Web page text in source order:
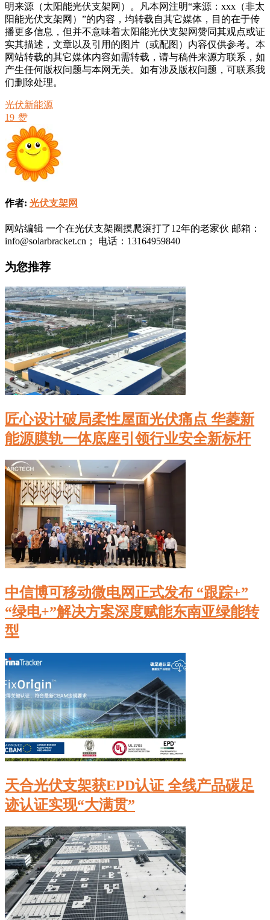
明来源（太阳能光伏支架网）。凡本网注明“来源：xxx（非太
阳能光伏支架网）”的内容，均转载自其它媒体，目的在于传
播更多信息，但并不意味着太阳能光伏支架网赞同其观点或证
实其描述，文章以及引用的图片（或配图）内容仅供参考。本
网站转载的其它媒体内容如需转载，请与稿件来源方联系，如
产生任何版权问题与本网无关。如有涉及版权问题，可联系我
们删除处理。
光伏新能源
19 赞
作者: 光伏支架网
网站编辑 一个在光伏支架圈摸爬滚打了12年的老家伙 邮箱：
info@solarbracket.cn； 电话：13164959840
为您推荐
匠心设计破局柔性屋面光伏痛点 华菱新
能源膜轨一体底座引领行业安全新标杆
中信博可移动微电网正式发布 “跟踪+”
“绿电+”解决方案深度赋能东南亚绿能转
型
天合光伏支架获EPD认证 全线产品碳足
迹认证实现“大满贯”